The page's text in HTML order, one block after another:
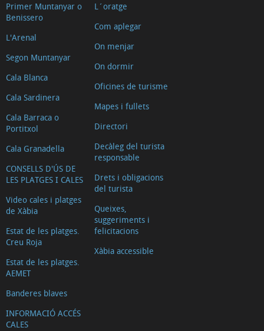
Primer Muntanyar o
Benissero
L'Arenal
Segon Muntanyar
Cala Blanca
Cala Sardinera
Cala Barraca o
Portitxol
Cala Granadella
CONSELLS D'ÚS DE
LES PLATGES I CALES
Video cales i platges
de Xàbia
Estat de les platges.
Creu Roja
Estat de les platges.
AEMET
Banderes blaves
INFORMACIÓ ACCÉS
CALES
L´oratge
Com aplegar
On menjar
On dormir
Oficines de turisme
Mapes i fullets
Directori
Decàleg del turista
responsable
Drets i obligacions
del turista
Queixes,
suggeriments i
felicitacions
Xàbia accessible